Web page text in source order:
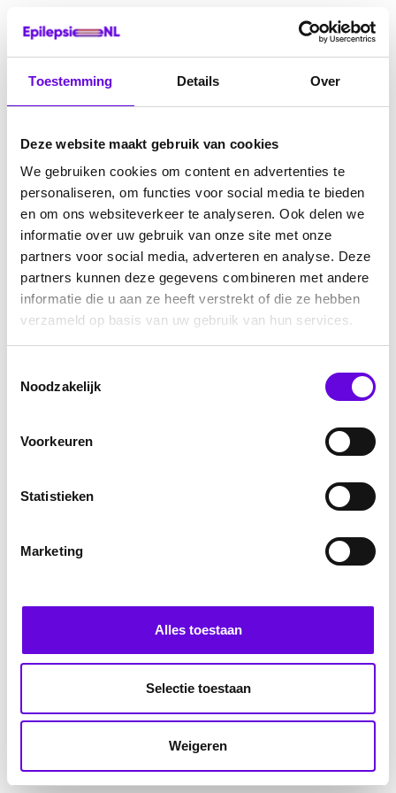
Toestemming Details Over
Deze website maakt gebruik van cookies
We gebruiken cookies om content en advertenties te
personaliseren, om functies voor social media te bieden
en om ons websiteverkeer te analyseren. Ook delen we
informatie over uw gebruik van onze site met onze
partners voor social media, adverteren en analyse. Deze
partners kunnen deze gegevens combineren met andere
informatie die u aan ze heeft verstrekt of die ze hebben
verzameld op basis van uw gebruik van hun services.
Noodzakelijk
Voorkeuren
Statistieken
Marketing
Alles toestaan
Selectie toestaan
Weigeren